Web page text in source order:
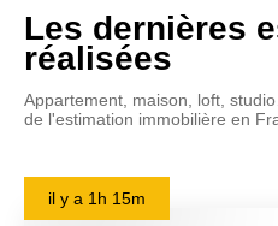
Les dernières
réalisées
Appartement, maison, loft,
de l'estimation immobilière en
il y a 1h 15m